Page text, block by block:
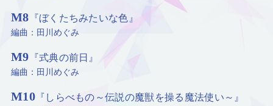
M8 『ぼくたちみたいな色』
編曲：田川めぐみ
M9 『式典の前日』
編曲：田川めぐみ
M10『しらべもの～伝説の魔獣を操る魔法使い～』